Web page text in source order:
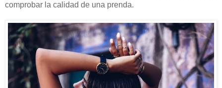
comprobar la calidad de una prenda.